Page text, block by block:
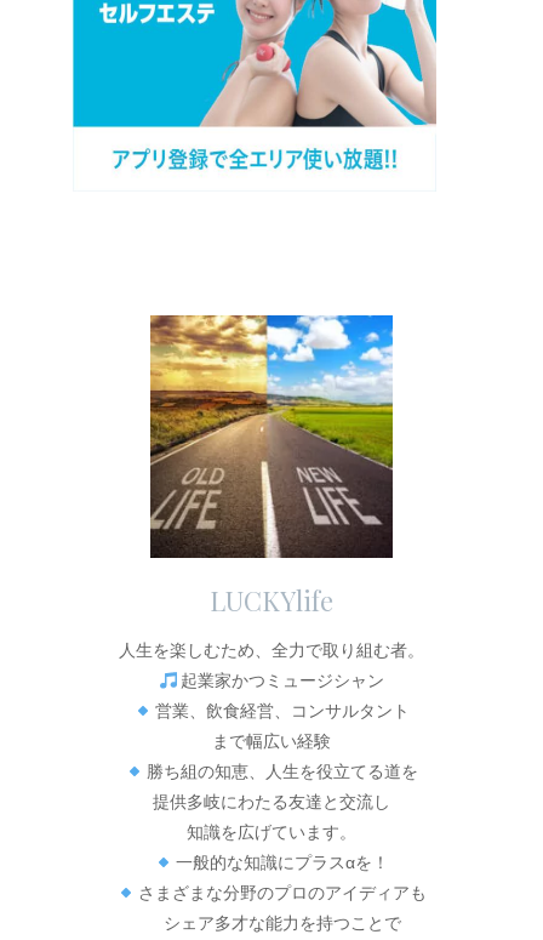
LUCKYlife
人生を楽しむため、全力で取り組む者。
起業家かつミュージシャン
営業、飲食経営、コンサルタント
まで幅広い経験
勝ち組の知恵、人生を役立てる道を
提供多岐にわたる友達と交流し
知識を広げています。
一般的な知識にプラスαを！
さまざまな分野のプロのアイディアも
シェア多才な能力を持つことで